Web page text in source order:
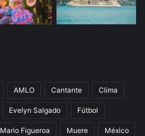
AMLO Cantante Clima
Evelyn Salgado Fútbol
Mario Figueroa Muere México